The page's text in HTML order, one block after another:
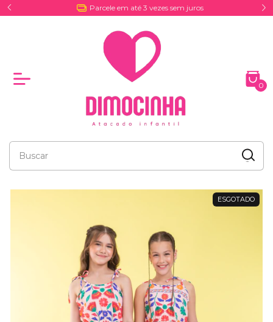
Parcele em até 3 vezes sem juros
0
ESGOTADO